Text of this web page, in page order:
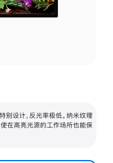
别设计，反光率极低。纳米纹理
在高亮光源的工作场所也能保